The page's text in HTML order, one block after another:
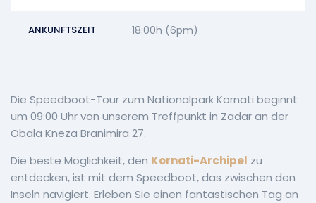
ANKUNFTSZEIT 18:00h (6pm)
Die Speedboot-Tour zum Nationalpark Kornati beginnt
um 09:00 Uhr von unserem Treffpunkt in Zadar an der
Obala Kneza Branimira 27.
Die beste Möglichkeit, den Kornati-Archipel zu
entdecken, ist mit dem Speedboot, das zwischen den
Inseln navigiert. Erleben Sie einen fantastischen Tag an